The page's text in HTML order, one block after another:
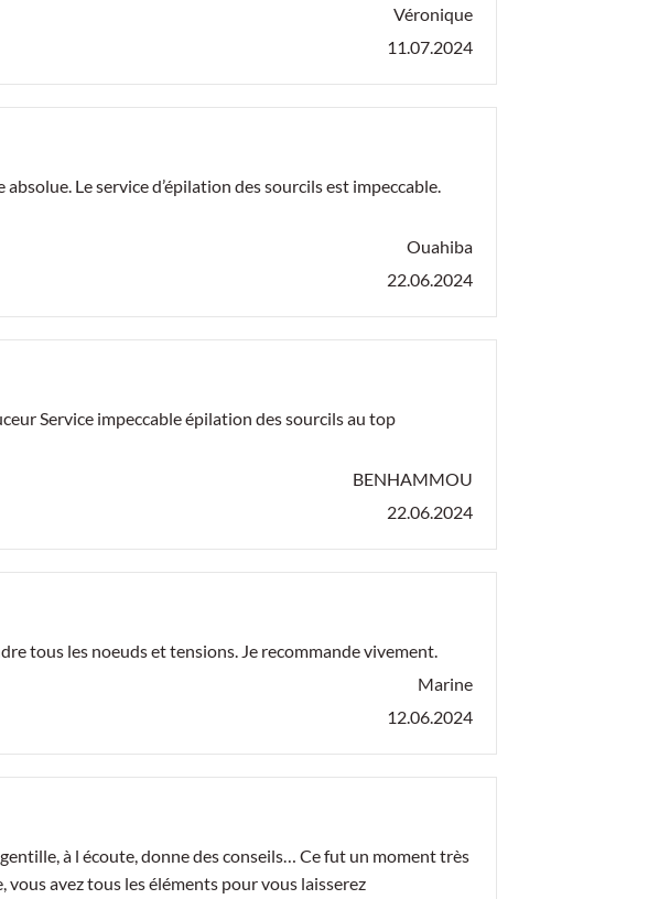
Véronique
11.07.2024
Le service d’épilation des sourcils est impeccable.
Ouahiba
22.06.2024
Service impeccable épilation des sourcils au top
BENHAMMOU
22.06.2024
tous les noeuds et tensions. Je recommande vivement.
Marine
12.06.2024
à l écoute, donne des conseils… Ce fut un moment très
avez tous les éléments pour vous laisserez